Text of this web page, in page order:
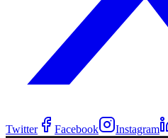
Twitter Facebook Instagram